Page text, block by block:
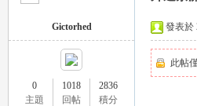
Gictorhed
0
主題
1018
回帖
2836
積分
發表於
此帖